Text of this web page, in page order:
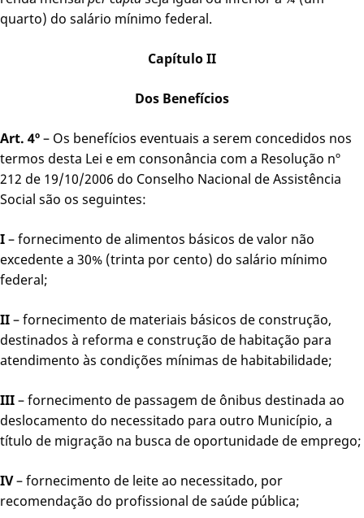
quarto) do salário mínimo federal.
Capítulo II
Dos Benefícios
Art. 4º– Os benefícios eventuais a serem concedidos nos
termos desta Lei e em consonância com a Resolução nº
212 de 19/10/2006 do Conselho Nacional de Assistência
Social são os seguintes:
I– fornecimento de alimentos básicos de valor não
excedente a 30% (trinta por cento) do salário mínimo
federal;
II– fornecimento de materiais básicos de construção,
destinados à reforma e construção de habitação para
atendimento às condições mínimas de habitabilidade;
III– fornecimento de passagem de ônibus destinada ao
deslocamento do necessitado para outro Município, a
título de migração na busca de oportunidade de emprego;
IV– fornecimento de leite ao necessitado, por
recomendação do profissional de saúde pública;